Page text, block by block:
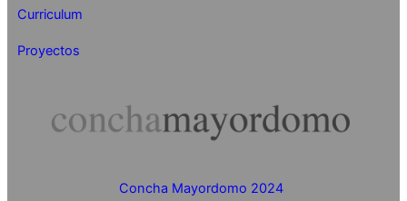
Curriculum
Proyectos
Concha Mayordomo 2024